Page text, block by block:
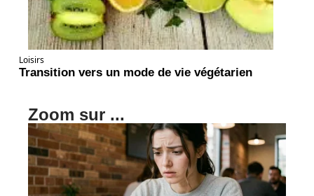
Loisirs
Transition vers un mode de vie végétarien
Zoom sur ...